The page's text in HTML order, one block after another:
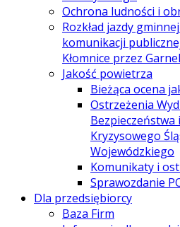
Ochrona ludności i
Rozkład jazdy
komunikacji
Kłomnice przez
Jakość powietrza
Bieżąca ocena
Ostrzeżenia
Bezpieczeństwa
Kryzysowego
Wojewódzkiego
Komunikaty i
Sprawozdanie
Dla przedsiębiorcy
Baza Firm